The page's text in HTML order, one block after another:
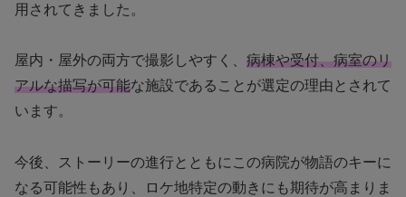
用されてきました。
屋内・屋外の両方で撮影しやすく、 病棟や受付、病室のリ
アルな描写が可能な施設であることが選定の理由とされて
います。
今後、ストーリーの進行とともにこの病院が物語のキーに
なる可能性もあり、ロケ地特定の動きにも期待が高まりま